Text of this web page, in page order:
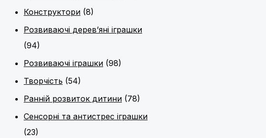
Конструктори (8)
Розвиваючі дерев’яні іграшки
(94)
Розвиваючі іграшки (98)
Творчість (54)
Ранній розвиток дитини (78)
Сенсорні та антистрес іграшки
(23)